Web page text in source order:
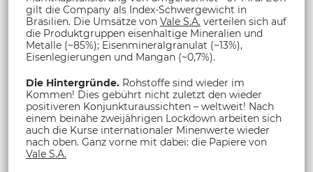
gilt die Company als Index-Schwergewicht in
Brasilien. Die Umsätze von Vale S.A. verteilen sich auf
die Produktgruppen eisenhaltige Mineralien und
Metalle (~85%); Eisenmineralgranulat (~13%),
Eisenlegierungen und Mangan (~0,7%).
Die Hintergründe. Rohstoffe sind wieder im
Kommen! Dies gebührt nicht zuletzt den wieder
positiveren Konjunkturaussichten – weltweit! Nach
einem beinahe zweijährigen Lockdown arbeiten sich
auch die Kurse internationaler Minenwerte wieder
nach oben. Ganz vorne mit dabei: die Papiere von
Vale S.A.